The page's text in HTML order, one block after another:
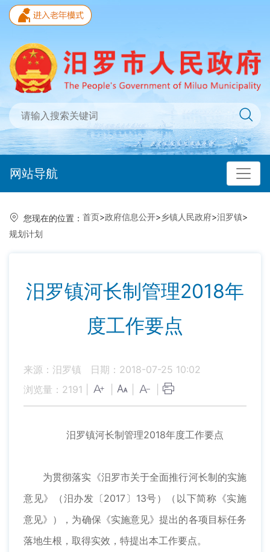
网站导航
您现在的位置： 首页>政府信息公开>乡镇人民政府>汨罗镇>
规划计划
汨罗镇河长制管理2018年
度工作要点
来源：汨罗镇
日期：2018-07-25 10:02
浏览量： 2191
汨罗镇河长制管理2018年度工作要点
为贯彻落实《汨罗市关于全面推行河长制的实施
意见》（汨办发〔2017〕13号）（以下简称《实施
意见》），为确保《实施意见》提出的各项目标任务
落地生根，取得实效，特提出本工作要点。